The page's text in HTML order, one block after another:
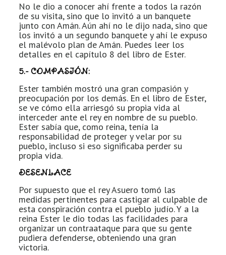
No le dio a conocer ahí frente a todos la razón
de su visita, sino que lo invitó a un banquete
junto con Amán. Aún ahí no le dijo nada, sino que
los invitó a un segundo banquete y ahí le expuso
el malévolo plan de Amán. Puedes leer los
detalles en el capítulo 8 del libro de Ester.
5.- COMPASIÓN:
Ester también mostró una gran compasión y
preocupación por los demás. En el libro de Ester,
se ve cómo ella arriesgó su propia vida al
interceder ante el rey en nombre de su pueblo.
Ester sabía que, como reina, tenía la
responsabilidad de proteger y velar por su
pueblo, incluso si eso significaba perder su
propia vida.
DESENLACE
Por supuesto que el rey Asuero tomó las
medidas pertinentes para castigar al culpable de
esta conspiración contra el pueblo judío. Y a la
reina Ester le dio todas las facilidades para
organizar un contraataque para que su gente
pudiera defenderse, obteniendo una gran
victoria.